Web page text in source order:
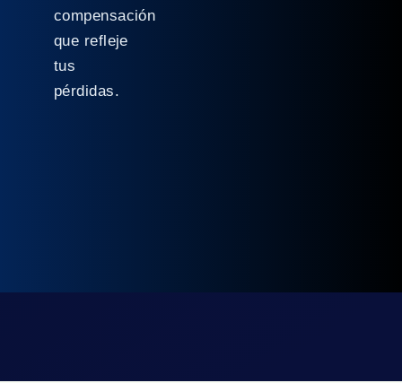
compensación
que refleje
tus
pérdidas.